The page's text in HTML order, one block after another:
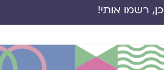
כן, רשמו אותי!